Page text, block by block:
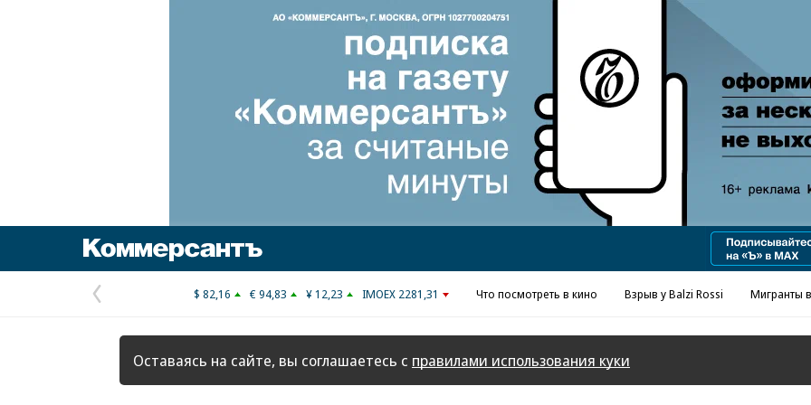
Реклама в «Ъ» www.kommersant.ru/ad
Предыдущая
страница
$ 82,16 € 94,83 ¥ 12,23 IMOEX 2281,31 Что посмотреть в кино Взрыв у Balzi Rossi Мигранты
Оставаясь на сайте, вы соглашаетесь с правилами использования куки